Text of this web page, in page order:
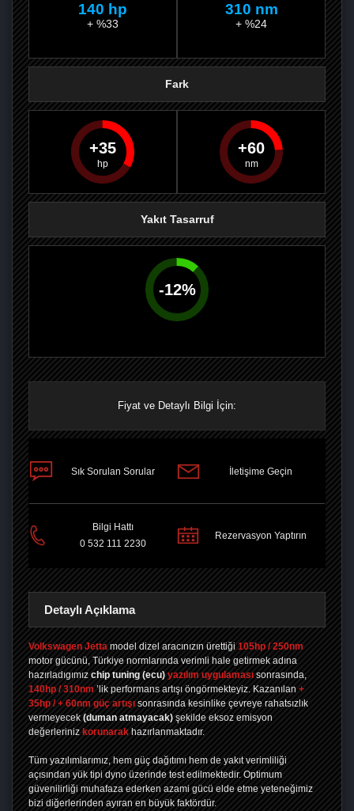
PAYLAŞPAYLAŞPLUS'TA
140 hp
+ %33
310 nm
+ %24
Fark
35 60
Yakıt Tasarruf
-12%
Fiyat ve Detaylı Bilgi İçin:
Sık Sorulan Sorular İletişime Geçin
Bilgi Hattı
0 532 111 2230
Rezervasyon Yaptırın
Detaylı Açıklama
Volkswagen Jetta model dizel aracınızın ürettiği 105hp / 250nm
motor gücünü, Türkiye normlarında verimli hale getirmek adına
hazırladıgımız chip tuning (ecu) yazılım uygulaması sonrasında,
140hp / 310nm ’lik performans artışı öngörmekteyiz. Kazanılan +
35hp / + 60nm güç artışı sonrasında kesinlike çevreye rahatsızlık
vermeyecek (duman atmayacak) şekilde eksoz emisyon
değerleriniz korunarak hazırlanmaktadır.
Tüm yazılımlarımız, hem güç dağıtımı hem de yakıt verimliliği
açısından yük tipi dyno üzerinde test edilmektedir. Optimum
güvenilirliği muhafaza ederken azami gücü elde etme yeteneğimiz
bizi diğerlerinden ayıran en büyük faktördür.